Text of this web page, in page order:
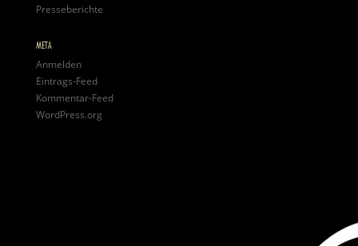
Presseberichte
META
Anmelden
Eintrags-Feed
Kommentar-Feed
WordPress.org